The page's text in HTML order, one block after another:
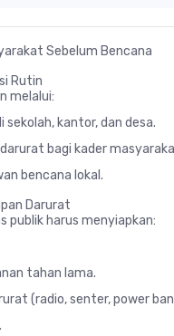
Sebelum Bencana
Rutin
melalui:
sekolah, kantor, dan desa.
bagi kader
bencana lokal.
Darurat
publik harus menyiapkan:
tahan lama.
(radio, senter, power